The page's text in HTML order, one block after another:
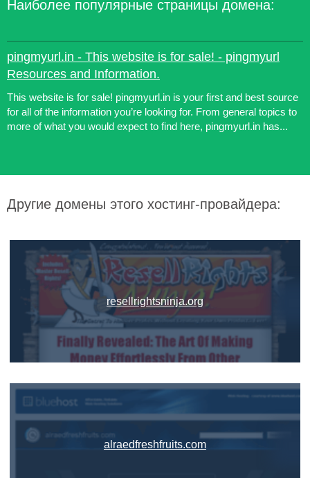
Наиболее популярные страницы домена:
pingmyurl.in - This website is for sale! - pingmyurl
Resources and Information.
This website is for sale! pingmyurl.in is your first and best source
for all of the information you’re looking for. From general topics to
more of what you would expect to find here, pingmyurl.in has...
Другие домены этого хостинг-провайдера:
resellrightsninja.org
alraedfreshfruits.com